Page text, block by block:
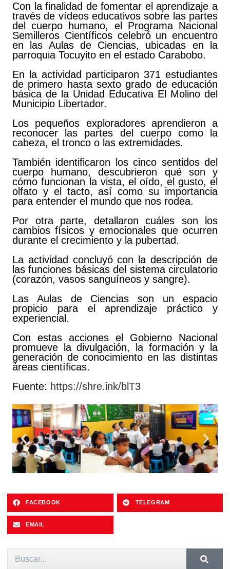
Con la finalidad de fomentar el aprendizaje a
través de vídeos educativos sobre las partes
del cuerpo humano, el Programa Nacional
Semilleros Científicos celebró un encuentro
en las Aulas de Ciencias, ubicadas en la
parroquia Tocuyito en el estado Carabobo.
En la actividad participaron 371 estudiantes
de primero hasta sexto grado de educación
básica de la Unidad Educativa El Molino del
Municipio Libertador.
Los pequeños exploradores aprendieron a
reconocer las partes del cuerpo como la
cabeza, el tronco o las extremidades.
También identificaron los cinco sentidos del
cuerpo humano, descubrieron qué son y
cómo funcionan la vista, el oído, el gusto, el
olfato y el tacto, así como su importancia
para entender el mundo que nos rodea.
Por otra parte, detallaron cuáles son los
cambios físicos y emocionales que ocurren
durante el crecimiento y la pubertad.
La actividad concluyó con la descripción de
las funciones básicas del sistema circulatorio
(corazón, vasos sanguíneos y sangre).
Las Aulas de Ciencias son un espacio
propicio para el aprendizaje práctico y
experiencial.
Con estas acciones el Gobierno Nacional
promueve la divulgación, la formación y la
generación de conocimiento en las distintas
áreas científicas.
Fuente: https://shre.ink/blT3
FACEBOOK TELEGRAM
EMAIL